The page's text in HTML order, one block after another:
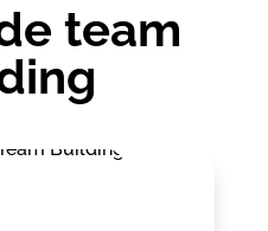
team